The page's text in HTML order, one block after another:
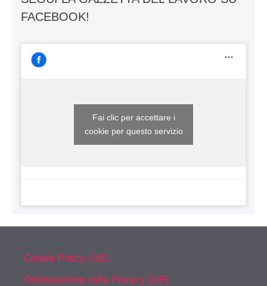
FACEBOOK!
Fai clic per accettare i
cookie per questo servizio
Cookie Policy (UE)
Dichiarazione sulla Privacy (UE)